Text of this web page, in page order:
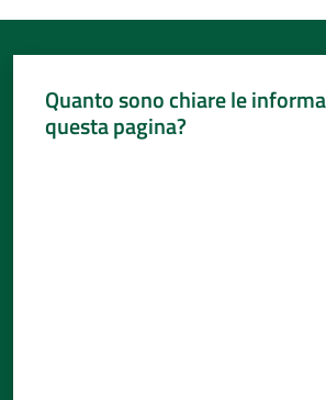
Quanto sono chiare le
questa pagina?